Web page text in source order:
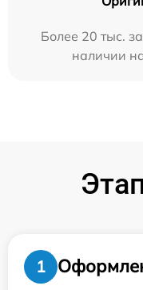
Более 20 тыс.
наличии
1